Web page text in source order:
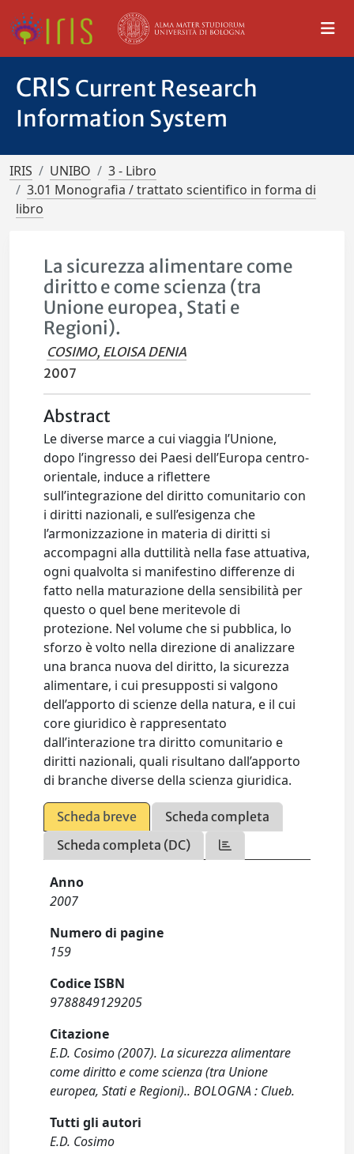
CRIS Current Research
Information System
IRIS UNIBO
3 - Libro
3.01 Monografia / trattato scientifico in forma di
libro
La sicurezza alimentare come
diritto e come scienza (tra
Unione europea, Stati e
Regioni).
COSIMO, ELOISA DENIA
2007
Abstract
Le diverse marce a cui viaggia l’Unione,
dopo l’ingresso dei Paesi dell’Europa centro-
orientale, induce a riflettere
sull’integrazione del diritto comunitario con
i diritti nazionali, e sull’esigenza che
l’armonizzazione in materia di diritti si
accompagni alla duttilità nella fase attuativa,
ogni qualvolta si manifestino differenze di
fatto nella maturazione della sensibilità per
questo o quel bene meritevole di
protezione. Nel volume che si pubblica, lo
sforzo è volto nella direzione di analizzare
una branca nuova del diritto, la sicurezza
alimentare, i cui presupposti si valgono
dell’apporto di scienze della natura, e il cui
core giuridico è rappresentato
dall’interazione tra diritto comunitario e
diritti nazionali, quali risultano dall’apporto
di branche diverse della scienza giuridica.
Scheda breve
Scheda completa
Scheda completa (DC)
Anno
2007
Numero di pagine
159
Codice ISBN
9788849129205
Citazione
E.D. Cosimo (2007). La sicurezza alimentare
come diritto e come scienza (tra Unione
europea, Stati e Regioni).. BOLOGNA : Clueb.
Tutti gli autori
E.D. Cosimo